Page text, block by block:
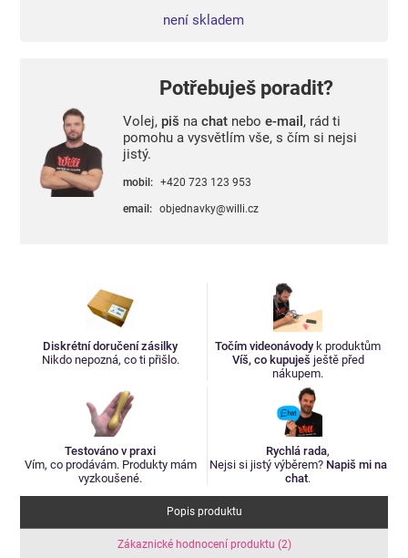
není skladem
Potřebuješ poradit?
Volej, piš na chatnebo e-mail , rád ti
pomohu a vysvětlím vše, s čím si nejsi
jistý.
mobil: +420 723 123 953
email: objednavky@willi.cz
Diskrétní doručení zásilky
Nikdo nepozná, co ti přišlo.
Točím videonávody k produktům
Víš, co kupuješ ještě před
nákupem.
Testováno v praxi
Vím, co prodávám. Produkty mám
vyzkoušené.
Rychlá rada,
Nejsi si jistý výběrem? Napiš mi na
chat.
Popis produktu
Zákaznické hodnocení produktu (2)